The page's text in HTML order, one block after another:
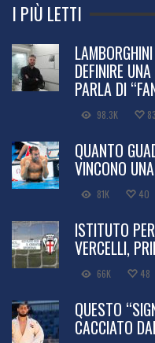
I PIÙ LETTI
DEFINIRE
PARLA DI
98.3K 83
QUANTO
VINCONO
81K 40
ISTITUTO
VERCELLI,
66K 48
QUESTO
CACCIATO